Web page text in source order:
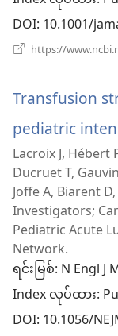
DOI‎: 10.1001/
https://
Transfusion
pediatric
Lacroix J, Hébert
Ducruet T,
Joffe A, Biarent
Investigators;
Pediatric Acute
Network.
ရင်းမြစ်‎: N Engl J
Index လုပ်ထား‎:
DOI‎: 10.1056/